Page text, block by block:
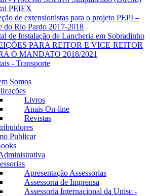
PEIEX
de extensionistas para o projeto PEPI –
do Rio Pardo 2017-2018
de Instalação de Lancheria em Sobradinho
PARA REITOR E VICE-REITOR
O MANDATO 2018/2021
- Transporte
Somos
Livros
Anais On-line
Revistas
Publicar
Apresentação Assessorias
Assessoria de Imprensa
Assessoria Internacional da Unisc -